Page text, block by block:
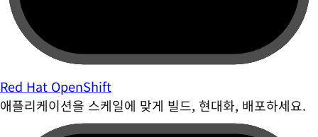
Red Hat OpenShift
애플리케이션을 스케일에 맞게 빌드, 현대화, 배포하세요.